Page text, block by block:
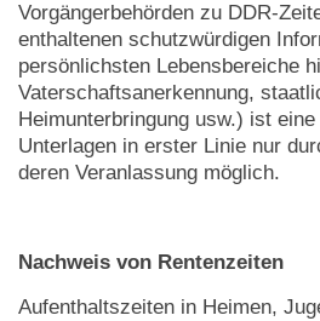
Vorgängerbehörden zu DDR-
enthaltenen schutzwürdigen
persönlichsten Lebensbereiche
Vaterschaftsanerkennung,
Heimunterbringung usw.) ist
Unterlagen in erster Linie nur
deren Veranlassung möglich.
Nachweis von Rentenzeiten
Aufenthaltszeiten in Heimen,